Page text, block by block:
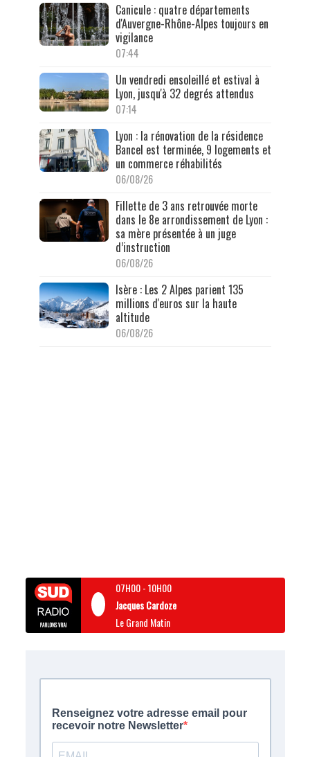
Canicule : quatre départements
d'Auvergne-Rhône-Alpes toujours en
vigilance
07:44
Un vendredi ensoleillé et estival à
Lyon, jusqu'à 32 degrés attendus
07:14
Lyon : la rénovation de la résidence
Bancel est terminée, 9 logements et
un commerce réhabilités
06/08/26
Fillette de 3 ans retrouvée morte
dans le 8e arrondissement de Lyon :
sa mère présentée à un juge
d’instruction
06/08/26
Isère : Les 2 Alpes parient 135
millions d'euros sur la haute
altitude
06/08/26
07H00-10H00
Jacques Cardoze
Le Grand Matin